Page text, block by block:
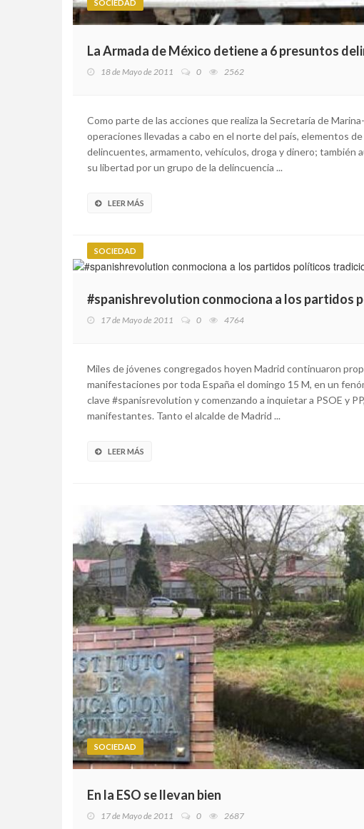
SOCIEDAD
La Armada de México detiene a 6 presuntos
18 de Mayo de 2011 0 2562
Como parte de las acciones que realiza la Secretaría de
operaciones llevadas a cabo en el norte del país, elementos
delincuentes, armamento, vehículos, droga y dinero; también
su libertad por un grupo de la delincuencia ...
LEER MÁS
SOCIEDAD
#spanishrevolution conmociona a los partidos
17 de Mayo de 2011 0 4764
Miles de jóvenes congregados hoyen Madrid continuaron
manifestaciones por toda España el domingo 15 M, en un
clave #spanisrevolution y comenzando a inquietar a PSOE y
manifestantes. Tanto el alcalde de Madrid ...
LEER MÁS
SOCIEDAD
En la ESO se llevan bien
17 de Mayo de 2011 0 2687